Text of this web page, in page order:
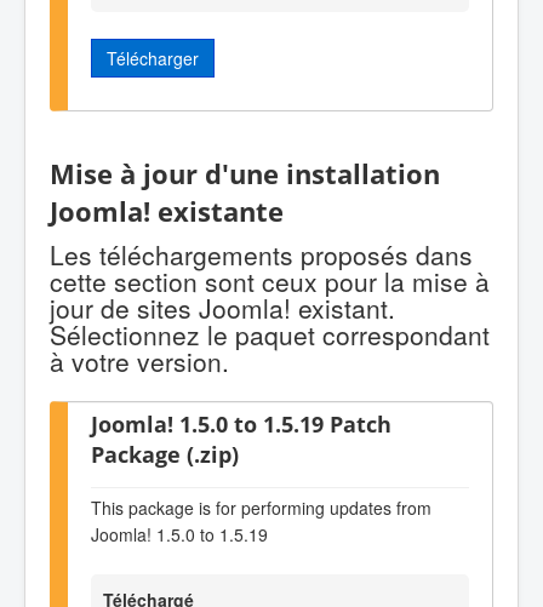
Télécharger
Mise à jour d'une installation
Joomla! existante
Les téléchargements proposés dans
cette section sont ceux pour la mise à
jour de sites Joomla! existant.
Sélectionnez le paquet correspondant
à votre version.
Joomla! 1.5.0 to 1.5.19 Patch
Package (.zip)
This package is for performing updates from
Joomla! 1.5.0 to 1.5.19
Téléchargé